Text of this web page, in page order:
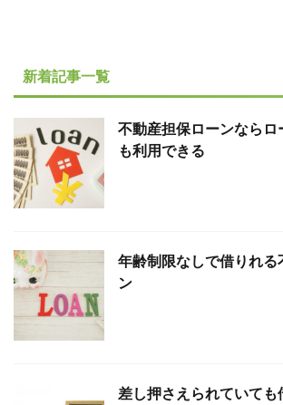
新着記事一覧
不動産担保ローンならロ
も利用できる
年齢制限なしで借りれる
ン
差し押さえられていても